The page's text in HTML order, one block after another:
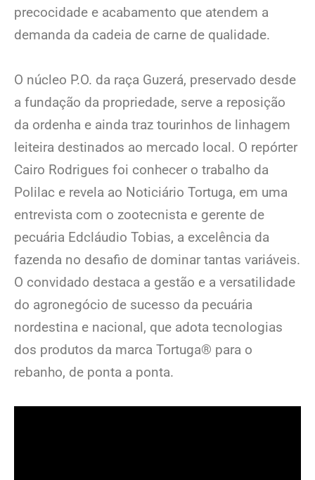
precocidade e acabamento que atendem a
demanda da cadeia de carne de qualidade.
O núcleo P.O. da raça Guzerá, preservado desde
a fundação da propriedade, serve a reposição
da ordenha e ainda traz tourinhos de linhagem
leiteira destinados ao mercado local. O repórter
Cairo Rodrigues foi conhecer o trabalho da
Polilac e revela ao Noticiário Tortuga, em uma
entrevista com o zootecnista e gerente de
pecuária Edcláudio Tobias, a excelência da
fazenda no desafio de dominar tantas variáveis.
O convidado destaca a gestão e a versatilidade
do agronegócio de sucesso da pecuária
nordestina e nacional, que adota tecnologias
dos produtos da marca Tortuga® para o
rebanho, de ponta a ponta.